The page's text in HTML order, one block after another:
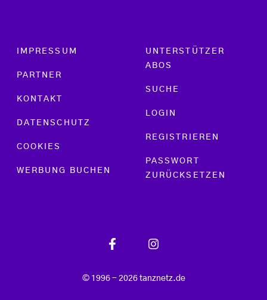
Footer menu
IMPRESSUM
PARTNER
KONTAKT
DATENSCHUTZ
COOKIES
WERBUNG BUCHEN
UNTERSTÜTZER
ABOS
SUCHE
LOGIN
REGISTRIEREN
PASSWORT
ZURÜCKSETZEN
© 1996 - 2026 tanznetz.de